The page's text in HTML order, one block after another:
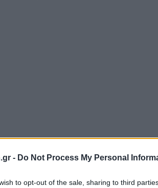
- Do Not Process My Personal
to opt-out of the sale, sharing to third
ΜΚ, που τότε ήταν στα 10